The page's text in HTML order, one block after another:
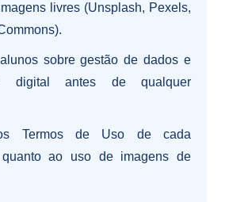
livres (Unsplash, Pexels,
sobre gestão de dados e
digital antes de qualquer
Termos de Uso de cada
quanto ao uso de imagens de